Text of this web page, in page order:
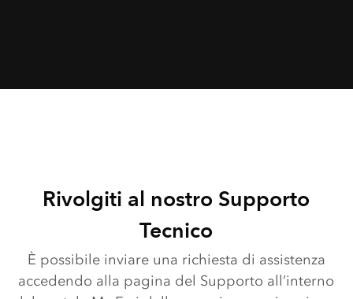
Rivolgiti al nostro Supporto
Tecnico
È possibile inviare una richiesta di assistenza
accedendo alla pagina del Supporto all’interno